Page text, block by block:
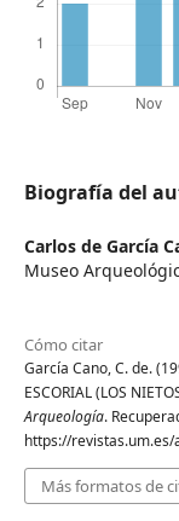
Biografía del
Carlos de García
Museo
Cómo citar
García Cano, C. de.
ESCORIAL (LOS
Arqueología.
https://
Más formatos de